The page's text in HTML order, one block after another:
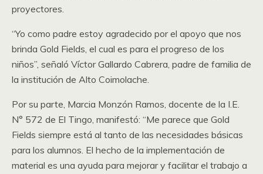
proyectores.
“Yo como padre estoy agradecido por el apoyo que nos
brinda Gold Fields, el cual es para el progreso de los
niños”, señaló Víctor Gallardo Cabrera, padre de familia de
la institución de Alto Coimolache.
Por su parte, Marcia Monzón Ramos, docente de la I.E.
N° 572 de El Tingo, manifestó: “Me parece que Gold
Fields siempre está al tanto de las necesidades básicas
para los alumnos. El hecho de la implementación de
material es una ayuda para mejorar y facilitar el trabajo a